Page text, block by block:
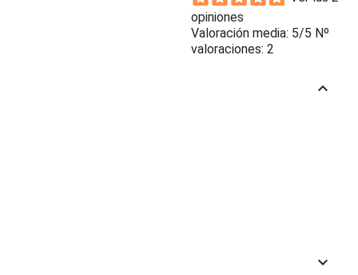
opiniones
Valoración media: 5/5 Nº
valoraciones: 2
keyboard_arrow_up
keyboard_arrow_down